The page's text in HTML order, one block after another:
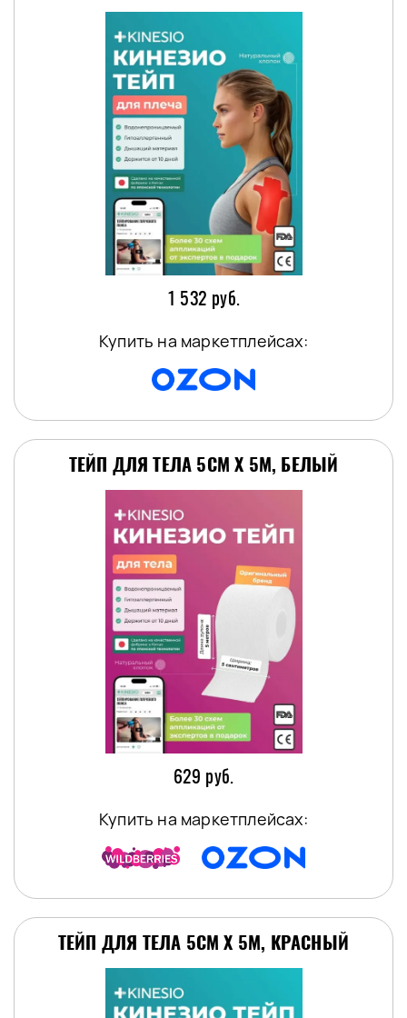
1 532 руб.
Купить на маркетплейсах:
ТЕЙП ДЛЯ ТЕЛА 5СМ Х 5М, БЕЛЫЙ
629 руб.
Купить на маркетплейсах:
ТЕЙП ДЛЯ ТЕЛА 5СМ Х 5М, КРАСНЫЙ